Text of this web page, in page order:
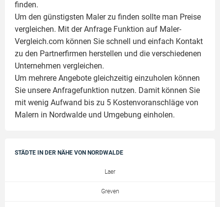
finden.
Um den günstigsten Maler zu finden sollte man Preise
vergleichen. Mit der Anfrage Funktion auf Maler-
Vergleich.com können Sie schnell und einfach Kontakt
zu den Partnerfirmen herstellen und die verschiedenen
Unternehmen vergleichen.
Um mehrere Angebote gleichzeitig einzuholen können
Sie unsere Anfragefunktion nutzen. Damit können Sie
mit wenig Aufwand bis zu 5 Kostenvoranschläge von
Malern in Nordwalde und Umgebung einholen.
STÄDTE IN DER NÄHE VON NORDWALDE
Laer
Greven